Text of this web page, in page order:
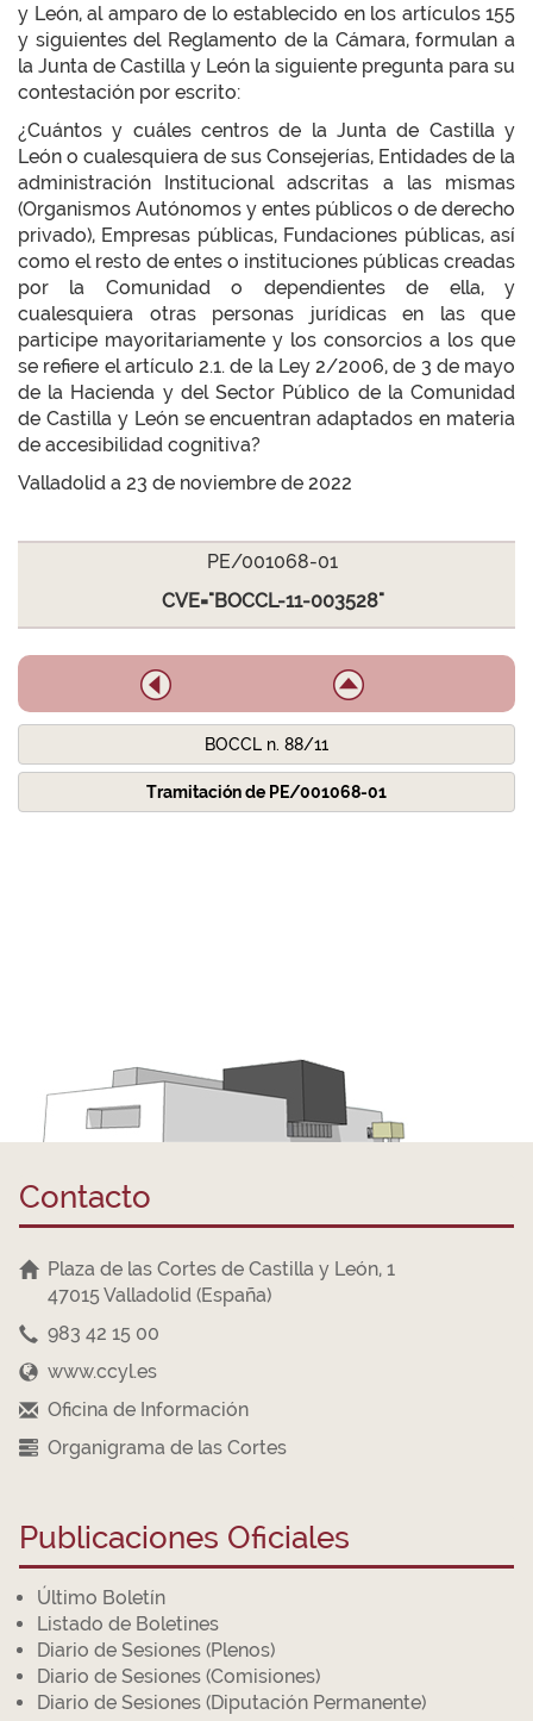
y León, al amparo de lo establecido en los artículos 155
y siguientes del Reglamento de la Cámara, formulan a
la Junta de Castilla y León la siguiente pregunta para su
contestación por escrito:
¿Cuántos y cuáles centros de la Junta de Castilla y
León o cualesquiera de sus Consejerías, Entidades de la
administración Institucional adscritas a las mismas
(Organismos Autónomos y entes públicos o de derecho
privado), Empresas públicas, Fundaciones públicas, así
como el resto de entes o instituciones públicas creadas
por la Comunidad o dependientes de ella, y
cualesquiera otras personas jurídicas en las que
participe mayoritariamente y los consorcios a los que
se refiere el artículo 2.1. de la Ley 2/2006, de 3 de mayo
de la Hacienda y del Sector Público de la Comunidad
de Castilla y León se encuentran adaptados en materia
de accesibilidad cognitiva?
Valladolid a 23 de noviembre de 2022
PE/001068-01
CVE="BOCCL-11-003528"
BOCCL n. 88/11
Tramitación de PE/001068-01
Contacto
Plaza de las Cortes de Castilla y León, 1
47015 Valladolid (España)
983 42 15 00
www.ccyl.es
Oficina de Información
Organigrama de las Cortes
Publicaciones Oficiales
Último Boletín
Listado de Boletines
Diario de Sesiones (Plenos)
Diario de Sesiones (Comisiones)
Diario de Sesiones (Diputación Permanente)